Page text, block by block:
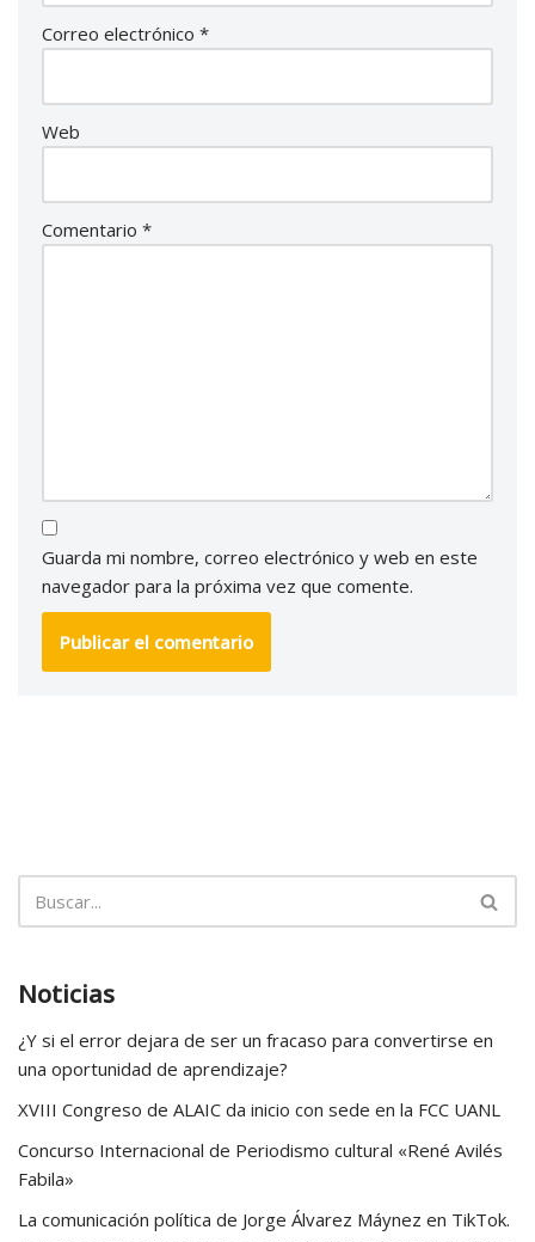
Correo electrónico *
Web
Comentario *
Guarda mi nombre, correo electrónico y web en este
navegador para la próxima vez que comente.
Noticias
¿Y si el error dejara de ser un fracaso para convertirse en
una oportunidad de aprendizaje?
XVIII Congreso de ALAIC da inicio con sede en la FCC UANL
Concurso Internacional de Periodismo cultural «René Avilés
Fabila»
La comunicación política de Jorge Álvarez Máynez en TikTok.